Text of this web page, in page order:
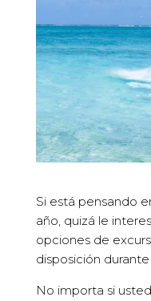
Si está pensando
año, quizá le
opciones de
disposición
No importa si